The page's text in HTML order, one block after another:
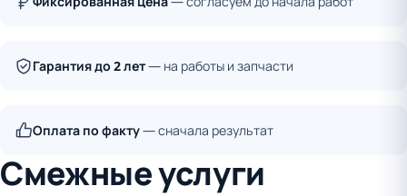
Гарантия до 2 лет— на работы и запчасти
Оплата по факту— сначала результат
Смежные услуги